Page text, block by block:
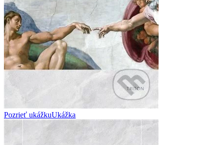
Pozrieť ukážkuUkážka